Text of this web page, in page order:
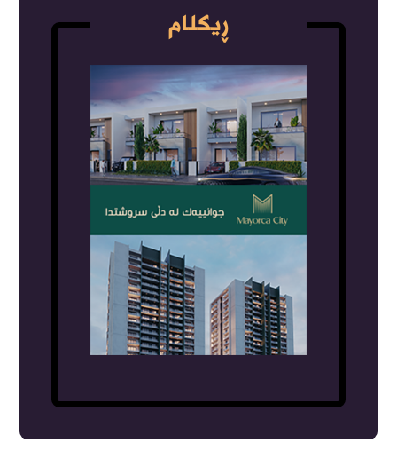
ڕیکلام